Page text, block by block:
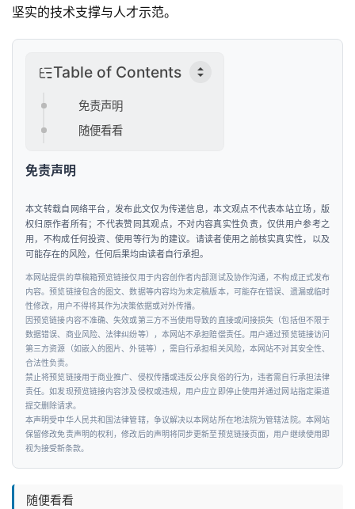
业
坚实的技术支撑与人才示范。
Table of Contents
免责声明
随便看看
免责声明
本文转载自网络平台，发布此文仅为传递信息，本文观点不代表本站立场，版
权归原作者所有；不代表赞同其观点，不对内容真实性负责，仅供用户参考之
用，不构成任何投资、使用等行为的建议。请读者使用之前核实真实性，以及
可能存在的风险，任何后果均由读者自行承担。
本网站提供的草稿箱预览链接仅用于内容创作者内部测试及协作沟通，不构成正式发布
内容。预览链接包含的图文、数据等内容均为未定稿版本，可能存在错误、遗漏或临时
性修改，用户不得将其作为决策依据或对外传播。
因预览链接内容不准确、失效或第三方不当使用导致的直接或间接损失（包括但不限于
数据错误、商业风险、法律纠纷等），本网站不承担赔偿责任。用户通过预览链接访问
第三方资源（如嵌入的图片、外链等），需自行承担相关风险，本网站不对其安全性、
合法性负责。
禁止将预览链接用于商业推广、侵权传播或违反公序良俗的行为，违者需自行承担法律
责任。如发现预览链接内容涉及侵权或违规，用户应立即停止使用并通过网站指定渠道
提交删除请求。
本声明受中华人民共和国法律管辖，争议解决以本网站所在地法院为管辖法院。本网站
保留修改免责声明的权利，修改后的声明将同步更新至预览链接页面，用户继续使用即
视为接受新条款。
随便看看